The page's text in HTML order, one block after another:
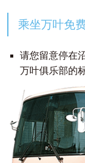
乘坐万叶免
请您留意停在
万叶俱乐部的